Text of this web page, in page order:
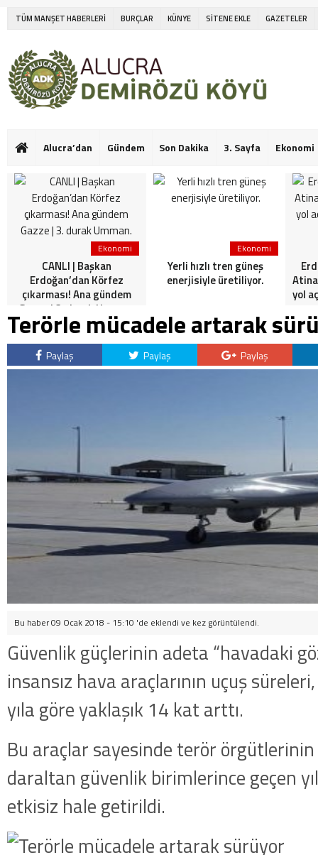
TÜM MANŞET HABERLERİ BURÇLAR KÜNYE SİTENE EKLE GAZETELER
Alucra’dan Gündem Son Dakika 3. Sayfa Ekonomi
Ekonomi
CANLI | Başkan
Erdoğan’dan Körfez
çıkarması! Ana gündem
Gazze | 3. durak Umman.
Ekonomi
Yerli hızlı tren güneş
enerjisiyle üretiliyor.
yol
Terörle mücadele artarak
Paylaş Paylaş Paylaş
Bu haber 09 Ocak 2018 - 15:10 'de eklendi ve kez görüntülendi.
Güvenlik güçlerinin adeta “havadaki
insansız hava araçlarının uçuş
yıla göre yaklaşık 14 kat arttı.
Bu araçlar sayesinde terör örgütlerinin
daraltan güvenlik birimlerince geçen
etkisiz hale getirildi.